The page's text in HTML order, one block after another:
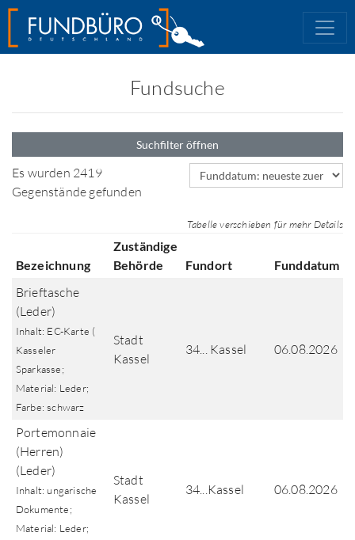
Fundsuche
Suchfilter öffnen
Es wurden 2419
Gegenstände gefunden
Sortierfeld
Tabelle verschieben für mehr Details
Bezeichnung
Zuständige
Behörde
Fundort Funddatum
Brieftasche
(Leder)
Inhalt: EC-Karte (
Kasseler
Sparkasse;
Material: Leder;
Farbe: schwarz
Stadt
Kassel
34... Kassel 06.08.2026
Portemonnaie
(Herren)
(Leder)
Inhalt: ungarische
Dokumente;
Material: Leder;
Stadt
Kassel
34...Kassel 06.08.2026